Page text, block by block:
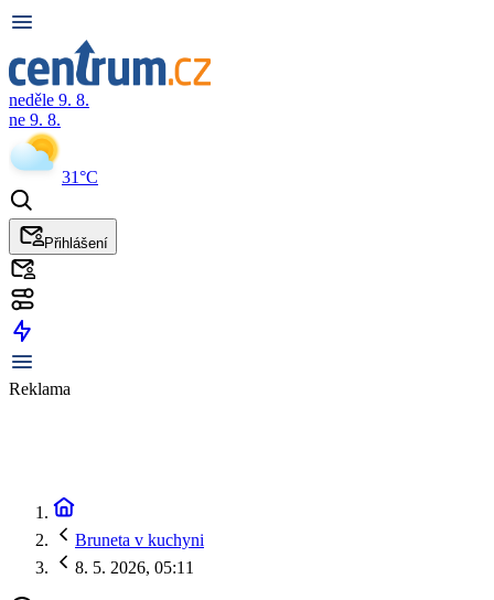
neděle 9. 8.
ne 9. 8.
31°C
Přihlášení
Reklama
Bruneta v kuchyni
8. 5. 2026, 05:11